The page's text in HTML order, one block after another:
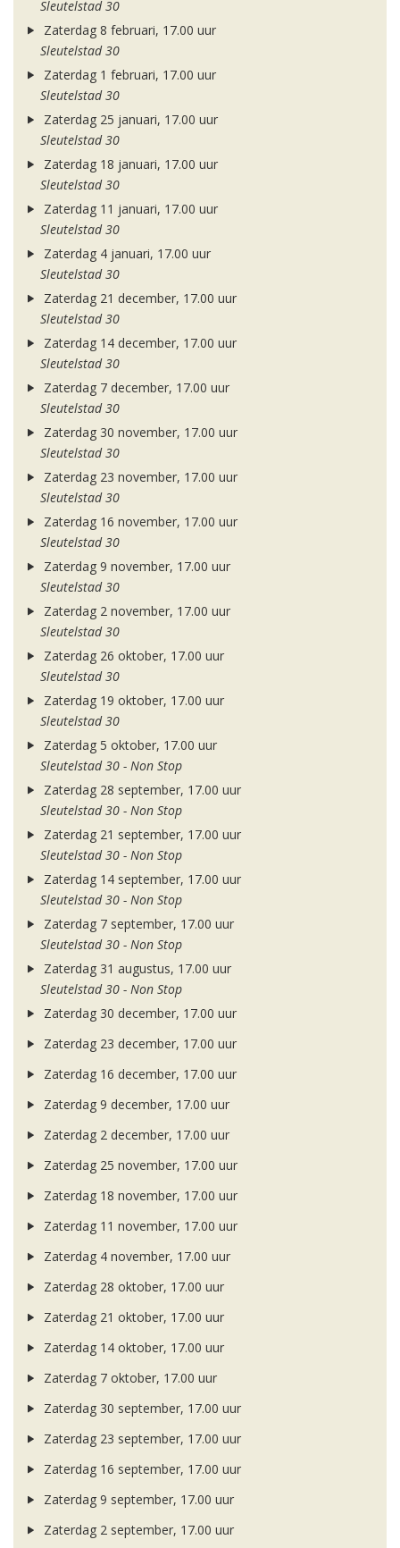
Sleutelstad 30
Zaterdag 8 februari, 17.00 uur
Sleutelstad 30
Zaterdag 1 februari, 17.00 uur
Sleutelstad 30
Zaterdag 25 januari, 17.00 uur
Sleutelstad 30
Zaterdag 18 januari, 17.00 uur
Sleutelstad 30
Zaterdag 11 januari, 17.00 uur
Sleutelstad 30
Zaterdag 4 januari, 17.00 uur
Sleutelstad 30
Zaterdag 21 december, 17.00 uur
Sleutelstad 30
Zaterdag 14 december, 17.00 uur
Sleutelstad 30
Zaterdag 7 december, 17.00 uur
Sleutelstad 30
Zaterdag 30 november, 17.00 uur
Sleutelstad 30
Zaterdag 23 november, 17.00 uur
Sleutelstad 30
Zaterdag 16 november, 17.00 uur
Sleutelstad 30
Zaterdag 9 november, 17.00 uur
Sleutelstad 30
Zaterdag 2 november, 17.00 uur
Sleutelstad 30
Zaterdag 26 oktober, 17.00 uur
Sleutelstad 30
Zaterdag 19 oktober, 17.00 uur
Sleutelstad 30
Zaterdag 5 oktober, 17.00 uur
Sleutelstad 30 - Non Stop
Zaterdag 28 september, 17.00 uur
Sleutelstad 30 - Non Stop
Zaterdag 21 september, 17.00 uur
Sleutelstad 30 - Non Stop
Zaterdag 14 september, 17.00 uur
Sleutelstad 30 - Non Stop
Zaterdag 7 september, 17.00 uur
Sleutelstad 30 - Non Stop
Zaterdag 31 augustus, 17.00 uur
Sleutelstad 30 - Non Stop
Zaterdag 30 december, 17.00 uur
Zaterdag 23 december, 17.00 uur
Zaterdag 16 december, 17.00 uur
Zaterdag 9 december, 17.00 uur
Zaterdag 2 december, 17.00 uur
Zaterdag 25 november, 17.00 uur
Zaterdag 18 november, 17.00 uur
Zaterdag 11 november, 17.00 uur
Zaterdag 4 november, 17.00 uur
Zaterdag 28 oktober, 17.00 uur
Zaterdag 21 oktober, 17.00 uur
Zaterdag 14 oktober, 17.00 uur
Zaterdag 7 oktober, 17.00 uur
Zaterdag 30 september, 17.00 uur
Zaterdag 23 september, 17.00 uur
Zaterdag 16 september, 17.00 uur
Zaterdag 9 september, 17.00 uur
Zaterdag 2 september, 17.00 uur